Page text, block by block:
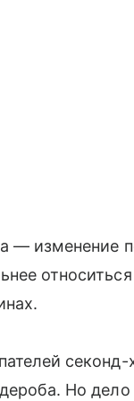
— изменение
Но